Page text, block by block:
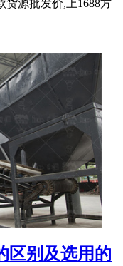
货源批发价,上1688方
区别及选用的